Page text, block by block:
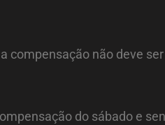
compensação não deve
do sábado e